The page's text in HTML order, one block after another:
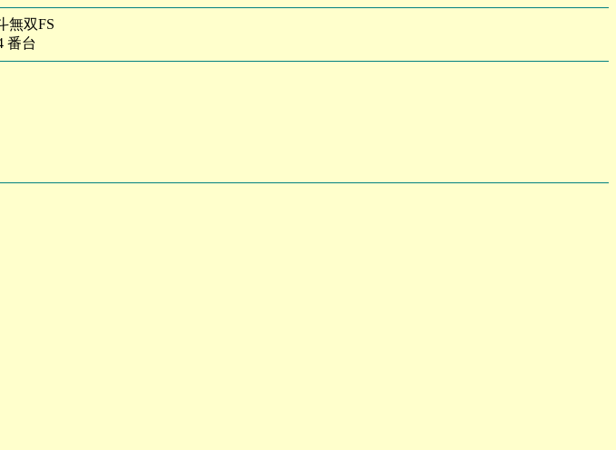
無双FS
番台